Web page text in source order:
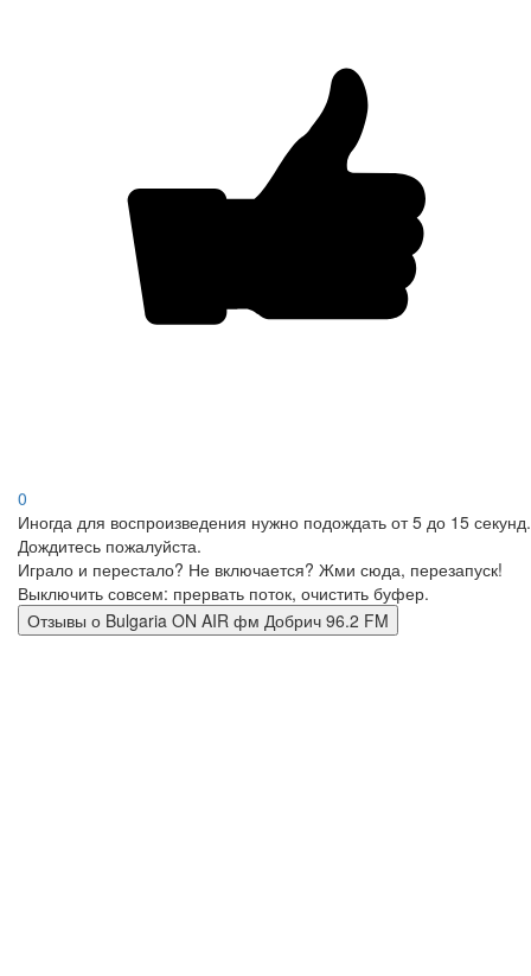
0
Иногда для воспроизведения нужно подождать от 5 до 15 секунд.
Дождитесь пожалуйста.
Играло и перестало? Не включается? Жми сюда, перезапуск!
Выключить совсем: прервать поток, очистить буфер.
Отзывы о Bulgaria ON AIR фм Добрич 96.2 FM